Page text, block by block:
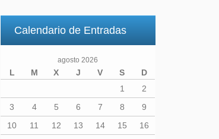
Calendario de Entradas
agosto 2026
L M X J V S
D
1
2
3
4 5 6 7 8
9
10
11 12 13 14 15
16